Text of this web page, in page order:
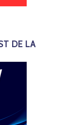
DE LA